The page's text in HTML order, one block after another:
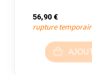
56,90 €
rupture